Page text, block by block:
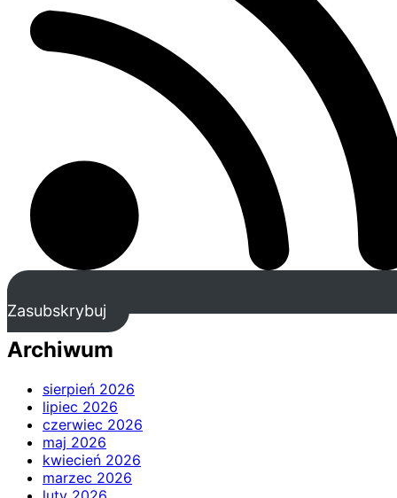
Zasubskrybuj
Archiwum
sierpień 2026
lipiec 2026
czerwiec 2026
maj 2026
kwiecień 2026
marzec 2026